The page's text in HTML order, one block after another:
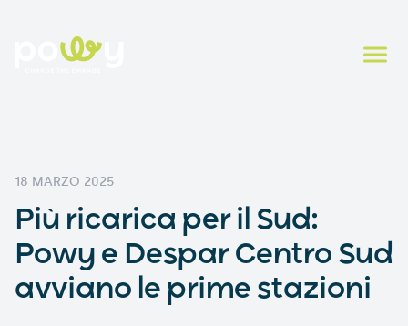
18 MARZO 2025
Più ricarica per il Sud:
Powy e Despar Centro Sud
avviano le prime stazioni